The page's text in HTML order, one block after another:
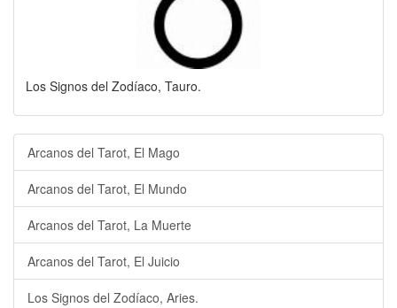
Los Signos del Zodíaco, Tauro.
Arcanos del Tarot, El Mago
Arcanos del Tarot, El Mundo
Arcanos del Tarot, La Muerte
Arcanos del Tarot, El Juicio
Los Signos del Zodíaco, Aries.